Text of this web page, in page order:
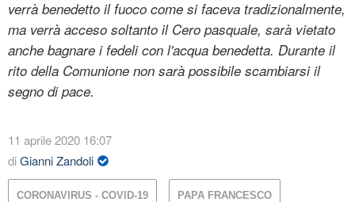
verrà benedetto il fuoco come si faceva tradizionalmente,
ma verrà acceso soltanto il Cero pasquale, sarà vietato
anche bagnare i fedeli con l'acqua benedetta. Durante il
rito della Comunione non sarà possibile scambiarsi il
segno di pace.
11 aprile 2020 16:07
diGianni Zandoli
CORONAVIRUS - COVID-19 PAPA FRANCESCO